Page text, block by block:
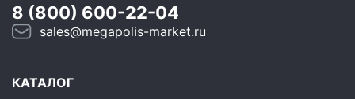
8 (800) 600-22-04
sales@megapolis-market.ru
КАТАЛОГ